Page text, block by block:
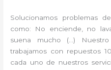
Solucionamos problemas
como: No enciende, no
suena mucho (…)
trabajamos con repuestos
cada uno de nuestros